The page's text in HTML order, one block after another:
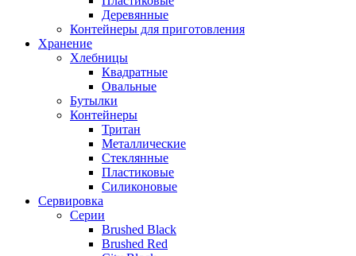
Деревянные
Контейнеры для приготовления
Хранение
Хлебницы
Квадратные
Овальные
Бутылки
Контейнеры
Тритан
Металлические
Стеклянные
Пластиковые
Силиконовые
Сервировка
Серии
Brushed Black
Brushed Red